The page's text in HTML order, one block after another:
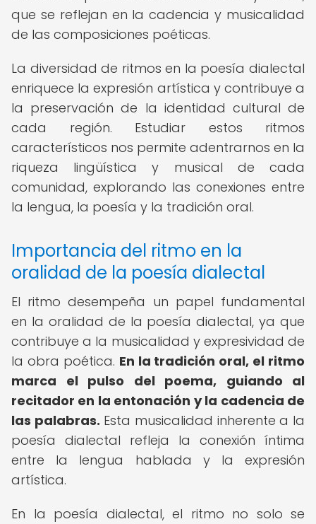
que se reflejan en la cadencia y musicalidad
de las composiciones poéticas.
La diversidad de ritmos en la poesía dialectal
enriquece la expresión artística y contribuye a
la preservación de la identidad cultural de
cada región. Estudiar estos ritmos
característicos nos permite adentrarnos en la
riqueza lingüística y musical de cada
comunidad, explorando las conexiones entre
la lengua, la poesía y la tradición oral.
Importancia del ritmo en la
oralidad de la poesía dialectal
El ritmo desempeña un papel fundamental
en la oralidad de la poesía dialectal, ya que
contribuye a la musicalidad y expresividad de
la obra poética. En la tradición oral, el ritmo
marca el pulso del poema, guiando al
recitador en la entonación y la cadencia de
las palabras. Esta musicalidad inherente a la
poesía dialectal refleja la conexión íntima
entre la lengua hablada y la expresión
artística.
En la poesía dialectal, el ritmo no solo se